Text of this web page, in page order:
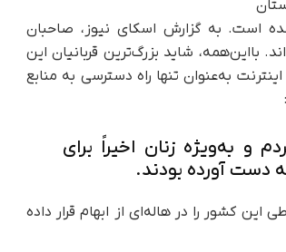
است. به گزارش اسکای نیوز، صاحبان
بااین‌همه، شاید بزرگ‌ترین قربانیان این
به‌عنوان تنها راه دسترسی به منابع
و به‌ویژه زنان اخیراً برای
دست آورده بودند.
این کشور را در هاله‌ای از ابهام قرار داده